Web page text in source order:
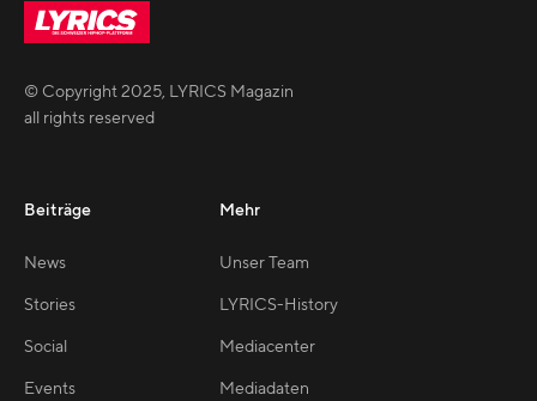
© Copyright2025, LYRICS Magazin
all rights reserved
Beiträge
News
Stories
Social
Events
Mehr
Unser Team
LYRICS-History
Mediacenter
Mediadaten